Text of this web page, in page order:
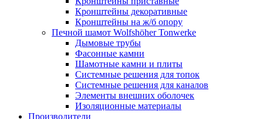
Кронштейны декоративные
Кронштейны на ж/б опору
Печной шамот Wolfshöher Tonwerke
Дымовые трубы
Фасонные камни
Шамотные камни и плиты
Системные решения для топок
Системные решения для каналов
Элементы внешних оболочек
Изоляционные материалы
Производители